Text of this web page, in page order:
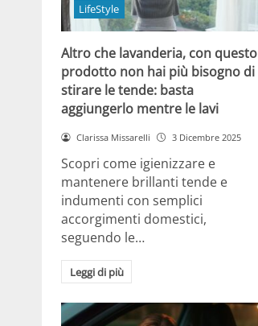
LifeStyle
Altro che lavanderia, con questo
prodotto non hai più bisogno di
stirare le tende: basta
aggiungerlo mentre le lavi
Clarissa Missarelli 3 Dicembre 2025
Scopri come igienizzare e
mantenere brillanti tende e
indumenti con semplici
accorgimenti domestici,
seguendo le…
Leggi di più